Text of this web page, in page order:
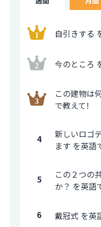
自引きする
今のところ
この建物は
で教えて!
4
新しいロゴ
ます を英語
5
この２つの
か？ を英語
6 戴冠式 を英